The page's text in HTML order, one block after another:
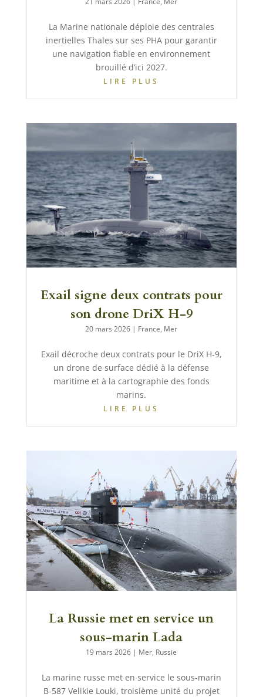
La Marine nationale déploie des centrales
inertielles Thales sur ses PHA pour garantir
une navigation fiable en environnement
brouillé d’ici 2027.
LIRE PLUS
Exail signe deux contrats pour
son drone DriX H-9
20 mars 2026 | France, Mer
Exail décroche deux contrats pour le DriX H-9,
un drone de surface dédié à la défense
maritime et à la cartographie des fonds
marins.
LIRE PLUS
La Russie met en service un
sous-marin Lada
19 mars 2026 | Mer, Russie
La marine russe met en service le sous-marin
B-587 Velikie Louki, troisième unité du projet